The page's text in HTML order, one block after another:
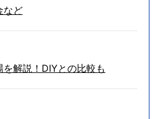
など
解説！DIYとの比較も